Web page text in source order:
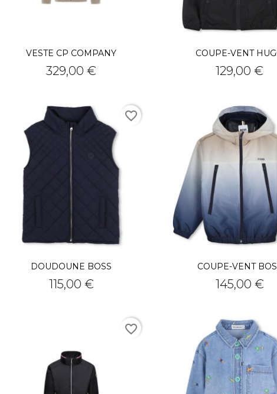
VESTE CP COMPANY
Prix
329,00 €
COUPE-VENT
Prix
129,00 €
DOUDOUNE BOSS
Prix
115,00 €
favorite_border
COUPE-VENT
Prix
145,00 €
favorite_border